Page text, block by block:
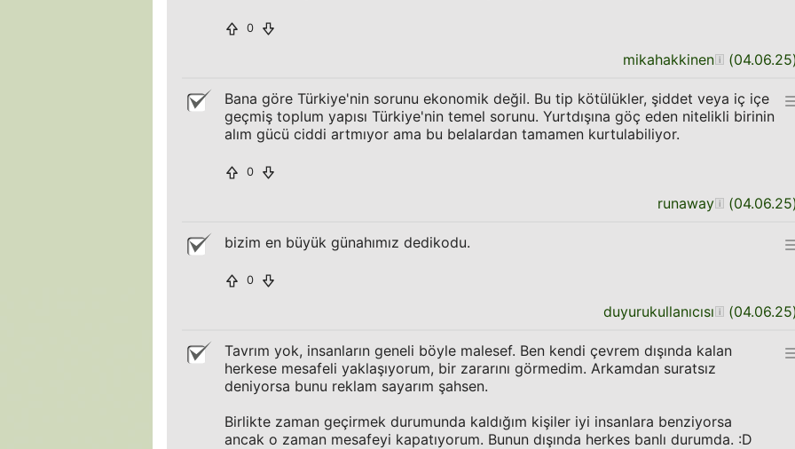
0
mikahakkinen (04.06.25
Bana göre Türkiye'nin sorunu ekonomik değil. Bu tip kötülükler, şiddet veya iç içe
geçmiş toplum yapısı Türkiye'nin temel sorunu. Yurtdışına göç eden nitelikli birinin
alım gücü ciddi artmıyor ama bu belalardan tamamen kurtulabiliyor.
0
runaway (04.06.25
bizim en büyük günahımız dedikodu.
0
duyurukullanıcısı (04.06.25
Tavrım yok, insanların geneli böyle malesef. Ben kendi çevrem dışında kalan
herkese mesafeli yaklaşıyorum, bir zararını görmedim. Arkamdan suratsız
deniyorsa bunu reklam sayarım şahsen.
Birlikte zaman geçirmek durumunda kaldığım kişiler iyi insanlara benziyorsa
ancak o zaman mesafeyi kapatıyorum. Bunun dışında herkes banlı durumda. :D